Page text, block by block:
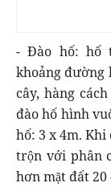
- Đào hố: hố
khoảng đường
cây, hàng
đào hố hình
hố: 3 x 4m.
trộn với phân
hơn mặt đất 20